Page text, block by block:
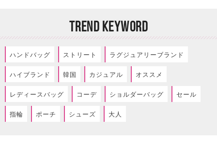
TREND KEYWORD
ハンドバッグ ストリート ラグジュアリーブランド
ハイブランド 韓国 カジュアル オススメ
レディースバッグ コーデ ショルダーバッグ セール
指輪 ポーチ シューズ 大人